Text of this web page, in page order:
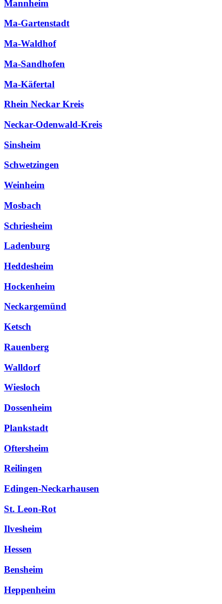
Mannheim
Ma-Gartenstadt
Ma-Waldhof
Ma-Sandhofen
Ma-Käfertal
Rhein Neckar Kreis
Neckar-Odenwald-Kreis
Sinsheim
Schwetzingen
Weinheim
Mosbach
Schriesheim
Ladenburg
Heddesheim
Hockenheim
Neckargemünd
Ketsch
Rauenberg
Walldorf
Wiesloch
Dossenheim
Plankstadt
Oftersheim
Reilingen
Edingen-Neckarhausen
St. Leon-Rot
Ilvesheim
Hessen
Bensheim
Heppenheim